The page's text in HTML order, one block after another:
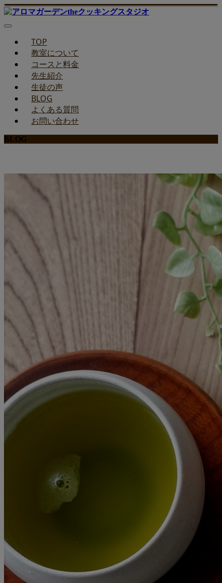
TOP
教室について
コースと料金
先生紹介
生徒の声
BLOG
よくある質問
お問い合わせ
BLOG